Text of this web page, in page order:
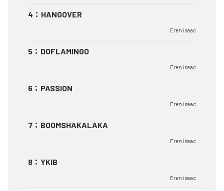
4 ： HANGOVER
Eren isaac
5 ： DOFLAMINGO
Eren isaac
6 ： PASSION
Eren isaac
7 ： BOOMSHAKALAKA
Eren isaac
8 ： YKIB
Eren isaac